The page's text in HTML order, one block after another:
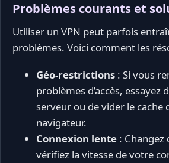
Problèmes courants et
Utiliser un VPN peut parfois
problèmes. Voici comment les
Géo-restrictions : Si vous
problèmes d’accès, essayez
serveur ou de vider le cache
navigateur.
Connexion lente : Changez
vérifiez la vitesse de votre